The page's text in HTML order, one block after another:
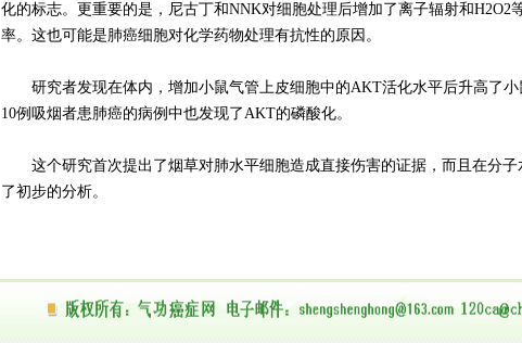
化的标志。更重要的是，尼古丁和NNK对细胞处理后增加了离子辐射和H2O2
率。这也可能是肺癌细胞对化学药物处理有抗性的原因。
研究者发现在体内，增加小鼠气管上皮细胞中的AKT活化水平后升高了小
10例吸烟者患肺癌的病例中也发现了AKT的磷酸化。
这个研究首次提出了烟草对肺水平细胞造成直接伤害的证据，而且在分子
了初步的分析。